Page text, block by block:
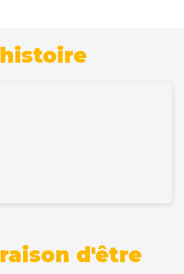
histoire
raison d'être